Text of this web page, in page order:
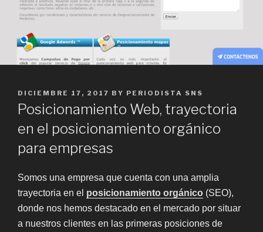
POSTED
ON
DICIEMBRE 17, 2017 BY PERIODISTA SNS
Posicionamiento Web, trayectoria
en el posicionamiento orgánico
para empresas
Somos una empresa que cuenta con una amplia
trayectoria en el posicionamiento orgánico (SEO),
donde nos hemos destacado en el mercado por situar
a nuestros clientes en las primeras posiciones de